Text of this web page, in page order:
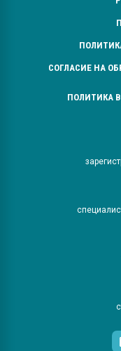
СОГЛАСИЕ НА
ПОЛИТИКА